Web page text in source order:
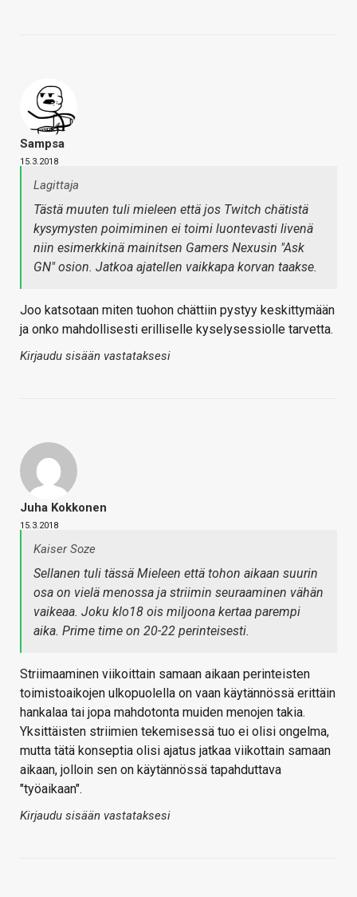
Sampsa
15.3.2018
Lagittaja
Tästä muuten tuli mieleen että jos Twitch chätistä
kysymysten poimiminen ei toimi luontevasti livenä
niin esimerkkinä mainitsen Gamers Nexusin "Ask
GN" osion. Jatkoa ajatellen vaikkapa korvan taakse.
Joo katsotaan miten tuohon chättiin pystyy keskittymään
ja onko mahdollisesti erilliselle kyselysessiolle tarvetta.
Kirjaudu sisään vastataksesi
Juha Kokkonen
15.3.2018
Kaiser Soze
Sellanen tuli tässä Mieleen että tohon aikaan suurin
osa on vielä menossa ja striimin seuraaminen vähän
vaikeaa. Joku klo18 ois miljoona kertaa parempi
aika. Prime time on 20-22 perinteisesti.
Striimaaminen viikoittain samaan aikaan perinteisten
toimistoaikojen ulkopuolella on vaan käytännössä erittäin
hankalaa tai jopa mahdotonta muiden menojen takia.
Yksittäisten striimien tekemisessä tuo ei olisi ongelma,
mutta tätä konseptia olisi ajatus jatkaa viikottain samaan
aikaan, jolloin sen on käytännössä tapahduttava
"työaikaan".
Kirjaudu sisään vastataksesi